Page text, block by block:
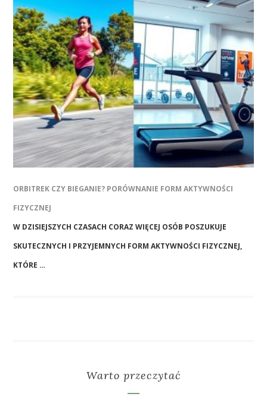
ORBITREK CZY BIEGANIE? PORÓWNANIE FORM AKTYWNOŚCI
FIZYCZNEJ
W DZISIEJSZYCH CZASACH CORAZ WIĘCEJ OSÓB POSZUKUJE
SKUTECZNYCH I PRZYJEMNYCH FORM AKTYWNOŚCI FIZYCZNEJ,
KTÓRE …
Warto przeczytać